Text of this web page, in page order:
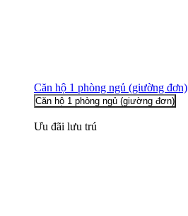
Căn hộ 1 phòng ngủ (giường đơn)
Căn hộ 1 phòng ngủ (giường đơn)
Ưu đãi lưu trú